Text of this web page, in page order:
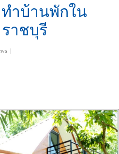
ำบ้านพักใน
าชบุรี